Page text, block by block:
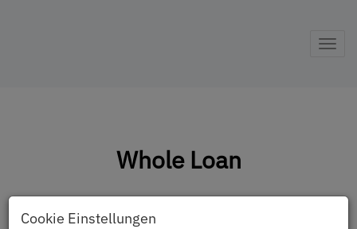
Whole Loan
Cookie Einstellungen